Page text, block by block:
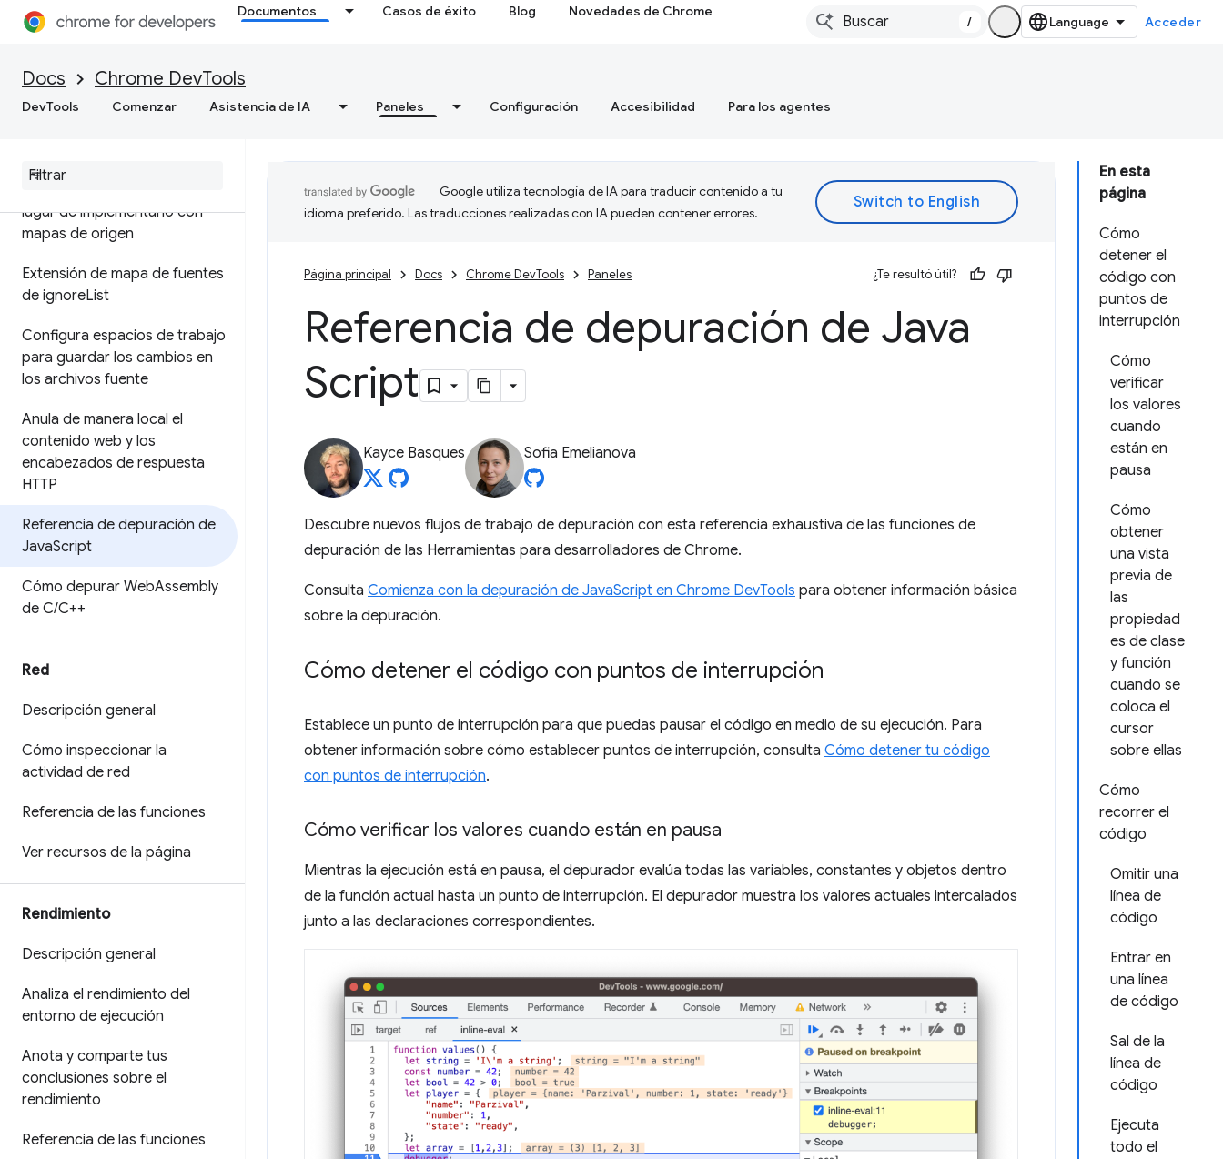
Documentos Casos de éxito Blog Novedades de Chrome
/ Acceder
Docs Chrome DevTools
DevTools Comenzar Asistencia de IA Paneles Configuración Accesibilidad Para los agentes
Cómo depurar JavaScript
Pausa tu código con puntos
de interrupción
lugar de implementarlo con
mapas de origen
Extensión de mapa de fuentes
de ignoreList
Configura espacios de trabajo
para guardar los cambios en
los archivos fuente
Anula de manera local el
contenido web y los
encabezados de respuesta
HTTP
Referencia de depuración de
JavaScript
Cómo depurar WebAssembly
de C/C++
Red
Descripción general
Cómo inspeccionar la
actividad de red
Referencia de las funciones
Ver recursos de la página
Rendimiento
Descripción general
Analiza el rendimiento del
entorno de ejecución
Anota y comparte tus
conclusiones sobre el
rendimiento
Referencia de las funciones
En esta
página
Cómo
detener el
código con
puntos de
interrupción
Cómo
verificar
los valores
cuando
están en
pausa
Cómo
obtener
una vista
previa de
las
propiedad
es de clase
y función
cuando se
coloca el
cursor
sobre ellas
Cómo
recorrer el
código
Omitir una
línea de
código
Entrar en
una línea
de código
Sal de la
línea de
código
Ejecuta
todo el
Google utiliza tecnología de IA para traducir contenido a tu
idioma preferido. Las traducciones realizadas con IA pueden contener errores.
Página principal Docs Chrome DevTools Paneles ¿Te resultó útil?
Referencia de depuración de Java
Script
Kayce Basques Sofia Emelianova
Descubre nuevos flujos de trabajo de depuración con esta referencia exhaustiva de las funciones de
depuración de las Herramientas para desarrolladores de Chrome.
Consulta Comienza con la depuración de JavaScript en Chrome DevTools para obtener información básica
sobre la depuración.
Cómo detener el código con puntos de interrupción
Establece un punto de interrupción para que puedas pausar el código en medio de su ejecución. Para
obtener información sobre cómo establecer puntos de interrupción, consulta Cómo detener tu código
con puntos de interrupción.
Cómo verificar los valores cuando están en pausa
Mientras la ejecución está en pausa, el depurador evalúa todas las variables, constantes y objetos dentro
de la función actual hasta un punto de interrupción. El depurador muestra los valores actuales intercalados
junto a las declaraciones correspondientes.